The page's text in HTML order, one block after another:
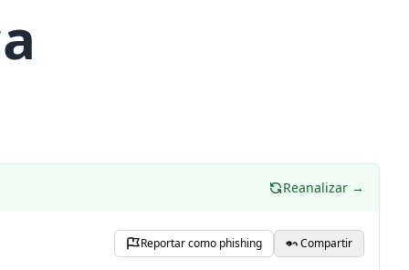
Reanalizar →
Reportar como phishing Compartir